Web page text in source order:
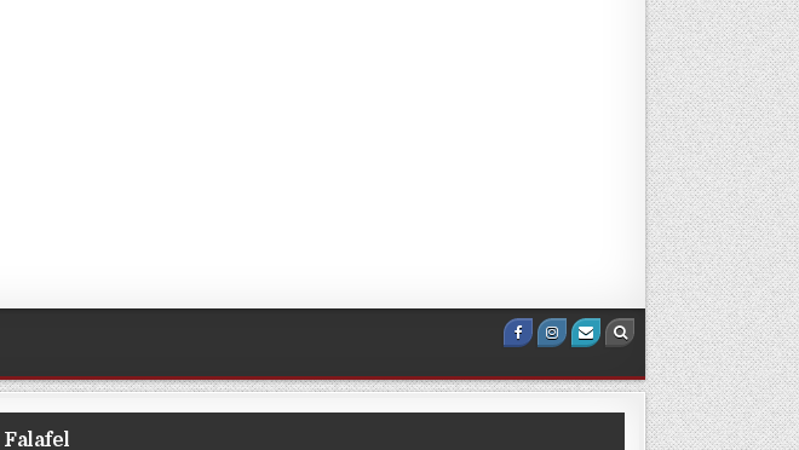
FacebookInstagram
Email Us
Search
Falafel